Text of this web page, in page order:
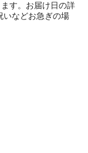
す。お届け日の詳
いなどお急ぎの場